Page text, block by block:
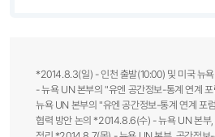
*2014.8.3(일) - 인천 출발(10:00) 및 미국 뉴
- 뉴욕 UN 본부의 "유엔 공간정보-통계 연계
뉴욕 UN 본부의 "유엔 공간정보-통계 연계 포
협력 방안 논의 *2014.8.6(수) - 뉴욕 UN 본부,